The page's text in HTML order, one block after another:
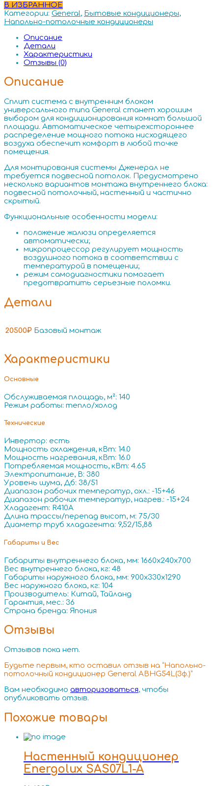
В ИЗБРАННОЕ
Категории: General, Бытовые кондиционеры,
Напольно-потолочные кондиционеры
Описание
Детали
Характеристики
Отзывы (0)
Описание
Сплит система с внутренним блоком
универсального типа General станет хорошим
выбором для кондиционирования комнат большой
площади. Автоматическое четырехстороннее
распределение мощного потока нисходящего
воздуха обеспечит комфорт в любой точке
помещения.
Для монтирования системы Дженерал не
требуется подвесной потолок. Предусмотрено
несколько вариантов монтажа внутреннего блока:
подвесной потолочный, настенный и частично
скрытый.
Функциональные особенности модели:
положение жалюзи определяется
автоматически;
микропроцессор регулирует мощность
воздушного потока в соответствии с
температурой в помещении;
режим самодиагностики помогает
предотвратить серьезные поломки.
Детали
20500₽ Базовый монтаж
Характеристики
Основные
Обслуживаемая площадь, м²: 140
Режим работы: тепло/холод
Технические
Инвертор: есть
Мощность охлаждения, кВт: 14.0
Мощность нагревания, кВт: 16.0
Потребляемая мощность, кВт: 4.65
Электропитание, В: 380
Уровень шума, Дб: 38/51
Диапазон рабочих температур, охл.: -15+46
Диапазон рабочих температур, нагрев.: -15+24
Хладагент: R410A
Длина трассы/перепад высот, м: 75/30
Диаметр труб хладагента: 9,52/15,88
Габариты и Вес
Габариты внутреннего блока, мм: 1660x240x700
Вес внутреннего блока, кг: 48
Габариты наружного блока, мм: 900x330x1290
Вес наружного блока, кг: 104
Производитель: Китай, Тайланд
Гарантия, мес.: 36
Страна бренда: Япония
Отзывы
Отзывов пока нет.
Будьте первым, кто оставил отзыв на “Напольно-
потолочный кондиционер General ABHG54L(3ф.)”
Вам необходимо авторизоваться, чтобы
опубликовать отзыв.
Похожие товары
Настенный кондиционер
Energolux SAS07L1-A